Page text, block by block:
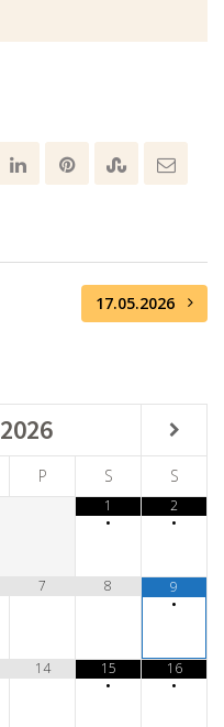
17.05.2026
2026
P S S
1
•
2
•
7 8
9
•
14
15
•
16
•